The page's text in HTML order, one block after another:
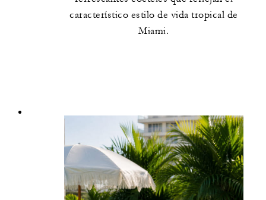
característico estilo de vida tropical de
Miami.